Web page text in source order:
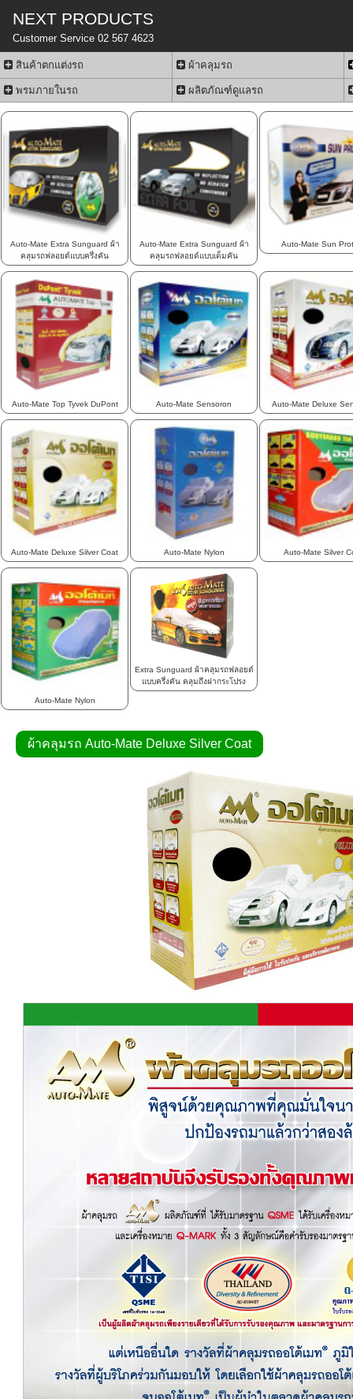
NEXT PRODUCTS
Customer Service 02 567 4623
สินค้าตกแต่งรถ ผ้าคลุมรถ
พรมภายในรถ ผลิตภัณฑ์ดูแลรถ
Auto-Mate Extra Sunguard ผ้า
คลุมรถฟลอยด์แบบครึ่งคัน
Auto-Mate Extra Sunguard ผ้า
คลุมรถฟลอยด์แบบเต็มคัน
Auto-Mate Sun
Auto-Mate Top Tyvek DuPont Auto-Mate Sensoron Auto-Mate Deluxe
Auto-Mate Deluxe Silver Coat Auto-Mate Nylon Auto-Mate Silver
Auto-Mate Nylon
Extra Sunguard ผ้าคลุมรถฟลอยด์
แบบครึ่งคัน คลุมถึงฝากระโปรง
ผ้าคลุมรถ Auto-Mate Deluxe Silver Coat